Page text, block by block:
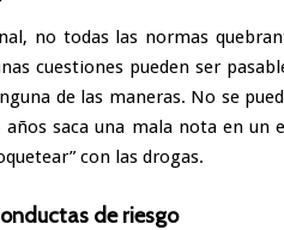
no todas las normas
cuestiones pueden ser
de las maneras. No se
saca una mala nota en un
con las drogas.
de riesgo